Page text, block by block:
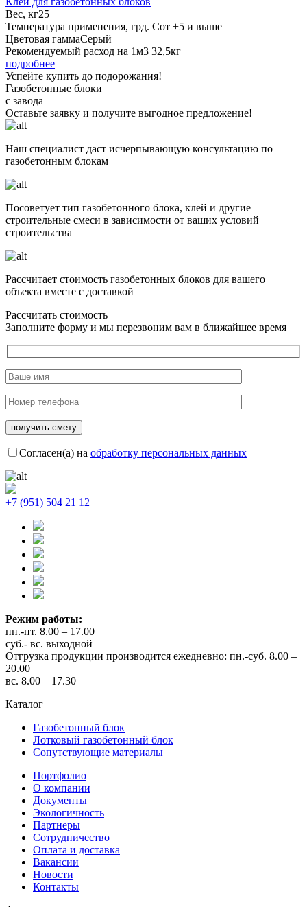
Вес, кг25
Температура применения, грд. Сот +5 и выше
Цветовая гаммаСерый
Рекомендуемый расход на 1м3 32,5кг
подробнее
Успейте купить до подорожания!
Газобетонные блоки
с завода
Оставьте заявку и получите выгодное предложение!
Наш специалист даст исчерпывающую консультацию по
газобетонным блокам
Посоветует тип газобетонного блока, клей и другие
строительные смеси в зависимости от ваших условий
строительства
Рассчитает стоимость газобетонных блоков для вашего
объекта вместе с доставкой
Рассчитать стоимость
Заполните форму и мы перезвоним вам в ближайшее время
Согласен(а) на обработку персональных данных
+7 (951) 504 21 12
Режим работы:
пн.-пт. 8.00 – 17.00
суб.- вс. выходной
Отгрузка продукции производится ежедневно: пн.-суб. 8.00 –
20.00
вс. 8.00 – 17.30
Каталог
Газобетонный блок
Лотковый газобетонный блок
Сопутствующие материалы
Портфолио
О компании
Документы
Экологичность
Партнеры
Сотрудничество
Оплата и доставка
Вакансии
Новости
Контакты